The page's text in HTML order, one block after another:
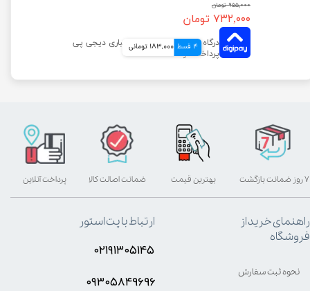
۹۵۵,۰۰۰ تومان
۷۳۲,۰۰۰ تومان
4 قسط 183,000 تومانی
بهترین قیمت پرداخت آنلاین ۷ روز ضمانت بازگشت ضمانت اصالت کالا
راهنمای خرید از
فروشگاه
نحوه ثبت سفارش
ارتباط با پت استور
۰۲۱۹۱۳۰۵۱۴۵
۰۹۳۰۵8۴9696